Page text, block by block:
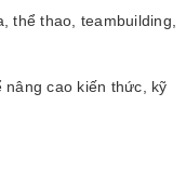
thể thao, teambuilding,
cao kiến thức, kỹ